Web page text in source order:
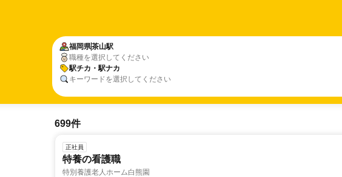
福岡県茶山駅
職種を選択してください
駅チカ・駅ナカ
キーワードを選択してください
699件
正社員
特養の看護職
特別養護老人ホーム白熊園